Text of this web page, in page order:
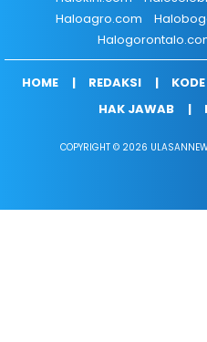
Haloagro.com
HOME REDAKSI
HAK JAWAB
COPYRIGHT © 2026